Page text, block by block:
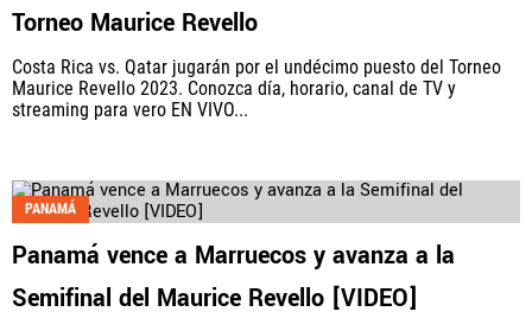
Torneo Maurice Revello
Costa Rica vs. Qatar jugarán por el undécimo puesto del Torneo
Maurice Revello 2023. Conozca día, horario, canal de TV y
streaming para vero EN VIVO...
PANAMÁ
Panamá vence a Marruecos y avanza a la
Semifinal del Maurice Revello [VIDEO]